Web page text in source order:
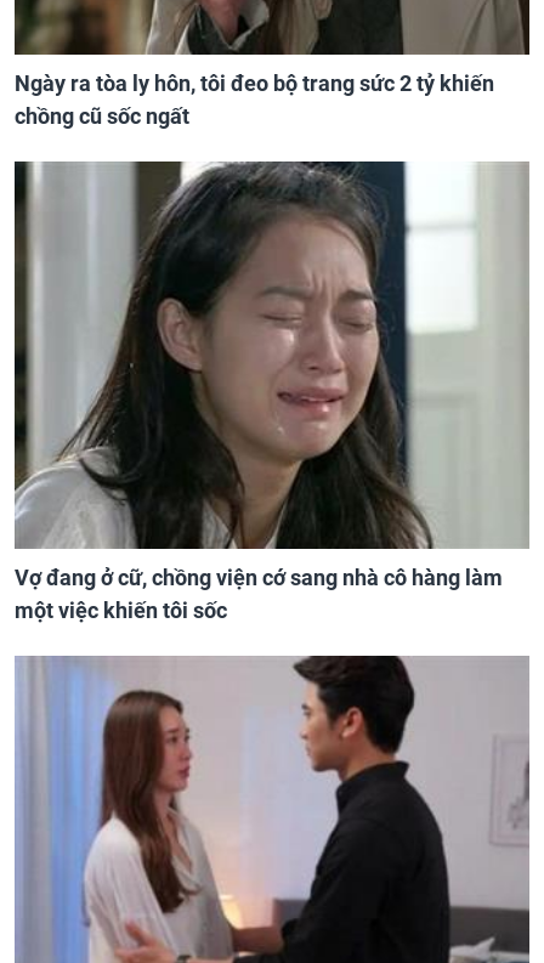
Ngày ra tòa ly hôn, tôi đeo bộ trang sức 2 tỷ khiến
chồng cũ sốc ngất
Vợ đang ở cữ, chồng viện cớ sang nhà cô hàng làm
một việc khiến tôi sốc